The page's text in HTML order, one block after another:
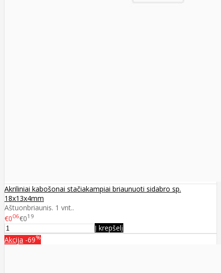
Akriliniai kabošonai stačiakampiai briaunuoti sidabro sp.
18x13x4mm
Aštuonbriaunis. 1 vnt..
€006€019
Į krepšelį
Akcija -69%